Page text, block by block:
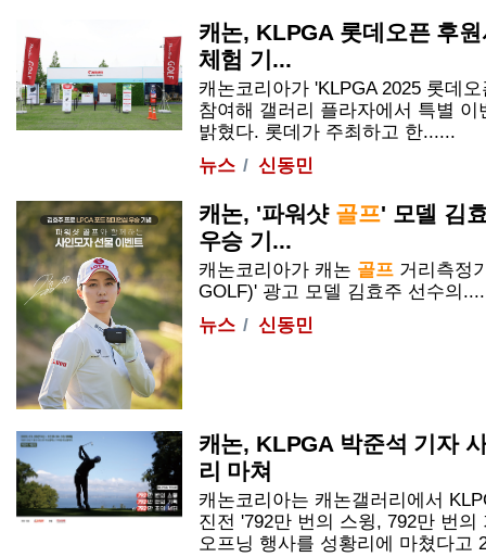
캐논, KLPGA 롯데오픈 후원
체험 기...
캐논코리아가 'KLPGA 2025 롯데
참여해 갤러리 플라자에서 특별
밝혔다. 롯데가 주최하고 한......
뉴스
신동민
캐논, '파워샷 골프' 모델 김
우승 기...
캐논코리아가 캐논 골프거리측정
GOLF)' 광고 모델 김효주 선수의
뉴스
신동민
캐논, KLPGA 박준석 기자
리 마쳐
캐논코리아는 캐논갤러리에서
진전 '792만 번의 스윙, 792만 번
오프닝 행사를 성황리에 마쳤다고